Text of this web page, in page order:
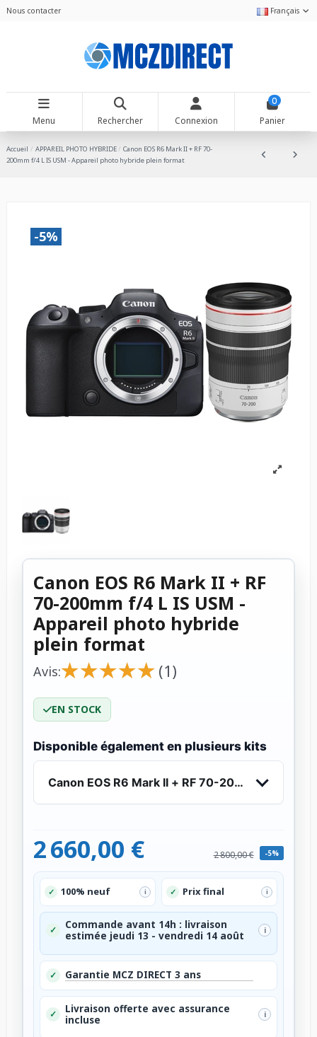
Nous contacter Français
Menu Rechercher Connexion
0
Panier
Accueil APPAREIL PHOTO HYBRIDE
Canon EOS R6 Mark II + RF 70-
200mm f/4 L IS USM - Appareil photo hybride plein format
-5%
Canon EOS R6 Mark II + RF
70-200mm f/4 L IS USM -
Appareil photo hybride
plein format
Avis:★
★★
★★
★★
★★
★ (1)
EN STOCK
Disponible également en plusieurs kits
Canon EOS R6 Mark II + RF 70-200mm f/4 L
2 660,00 € 2 800,00 € -5%
✓ 100% neuf i ✓ Prix final i
✓
Commande avant 14h : livraison
estimée jeudi 13 - vendredi 14 août
i
✓ Garantie MCZ DIRECT 3 ans
✓
Livraison offerte avec assurance
incluse
i